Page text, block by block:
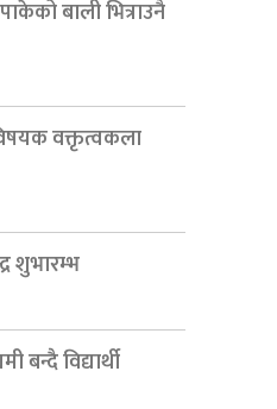
बाली भित्राउनै
वक्तृत्वकला
शुभारम्भ
बन्दै विद्यार्थी